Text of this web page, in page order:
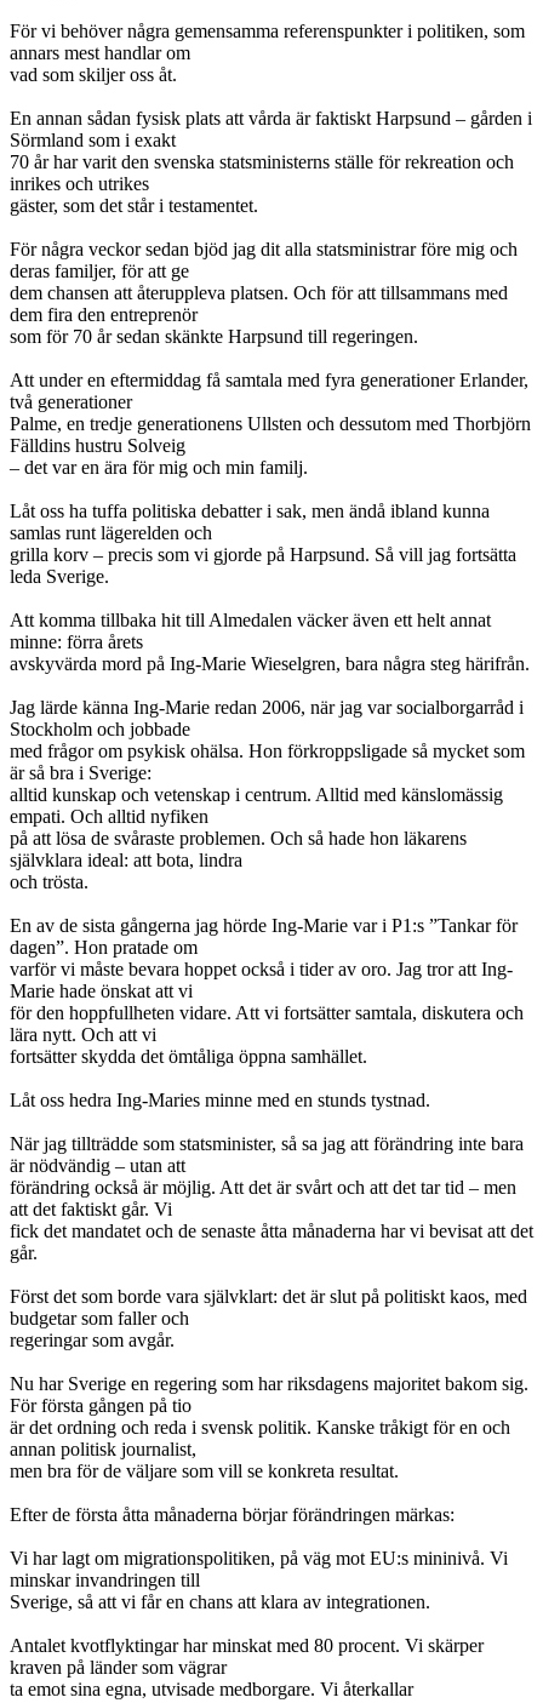
För vi behöver några gemensamma referenspunkter i politiken, som
annars mest handlar om
vad som skiljer oss åt.
En annan sådan fysisk plats att vårda är faktiskt Harpsund – gården i
Sörmland som i exakt
70 år har varit den svenska statsministerns ställe för rekreation och
inrikes och utrikes
gäster, som det står i testamentet.
För några veckor sedan bjöd jag dit alla statsministrar före mig och
deras familjer, för att ge
dem chansen att återuppleva platsen. Och för att tillsammans med
dem fira den entreprenör
som för 70 år sedan skänkte Harpsund till regeringen.
Att under en eftermiddag få samtala med fyra generationer Erlander,
två generationer
Palme, en tredje generationens Ullsten och dessutom med Thorbjörn
Fälldins hustru Solveig
– det var en ära för mig och min familj.
Låt oss ha tuffa politiska debatter i sak, men ändå ibland kunna
samlas runt lägerelden och
grilla korv – precis som vi gjorde på Harpsund. Så vill jag fortsätta
leda Sverige.
Att komma tillbaka hit till Almedalen väcker även ett helt annat
minne: förra årets
avskyvärda mord på Ing-Marie Wieselgren, bara några steg härifrån.
Jag lärde känna Ing-Marie redan 2006, när jag var socialborgarråd i
Stockholm och jobbade
med frågor om psykisk ohälsa. Hon förkroppsligade så mycket som
är så bra i Sverige:
alltid kunskap och vetenskap i centrum. Alltid med känslomässig
empati. Och alltid nyfiken
på att lösa de svåraste problemen. Och så hade hon läkarens
självklara ideal: att bota, lindra
och trösta.
En av de sista gångerna jag hörde Ing-Marie var i P1:s ”Tankar för
dagen”. Hon pratade om
varför vi måste bevara hoppet också i tider av oro. Jag tror att Ing-
Marie hade önskat att vi
för den hoppfullheten vidare. Att vi fortsätter samtala, diskutera och
lära nytt. Och att vi
fortsätter skydda det ömtåliga öppna samhället.
Låt oss hedra Ing-Maries minne med en stunds tystnad.
När jag tillträdde som statsminister, så sa jag att förändring inte bara
är nödvändig – utan att
förändring också är möjlig. Att det är svårt och att det tar tid – men
att det faktiskt går. Vi
fick det mandatet och de senaste åtta månaderna har vi bevisat att det
går.
Först det som borde vara självklart: det är slut på politiskt kaos, med
budgetar som faller och
regeringar som avgår.
Nu har Sverige en regering som har riksdagens majoritet bakom sig.
För första gången på tio
är det ordning och reda i svensk politik. Kanske tråkigt för en och
annan politisk journalist,
men bra för de väljare som vill se konkreta resultat.
Efter de första åtta månaderna börjar förändringen märkas:
Vi har lagt om migrationspolitiken, på väg mot EU:s mininivå. Vi
minskar invandringen till
Sverige, så att vi får en chans att klara av integrationen.
Antalet kvotflyktingar har minskat med 80 procent. Vi skärper
kraven på länder som vägrar
ta emot sina egna, utvisade medborgare. Vi återkallar